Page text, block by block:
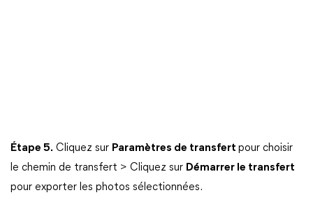
Étape 5. Cliquez sur Paramètres de transfert pour choisir
le chemin de transfert > Cliquez sur Démarrer le transfert
pour exporter les photos sélectionnées.